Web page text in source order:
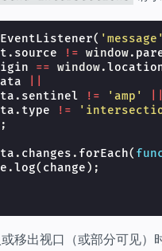
( 'message'
. source != window.
== window.
. sentinel != 'amp'
. type !=
;
. changes . forEach(
. log( change );
移出视口（或部分可见）